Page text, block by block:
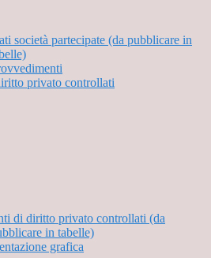
società partecipate (da pubblicare in
privato controllati
di diritto privato controllati (da
in tabelle)
grafica